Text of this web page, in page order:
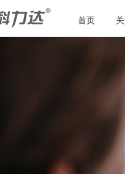
首页